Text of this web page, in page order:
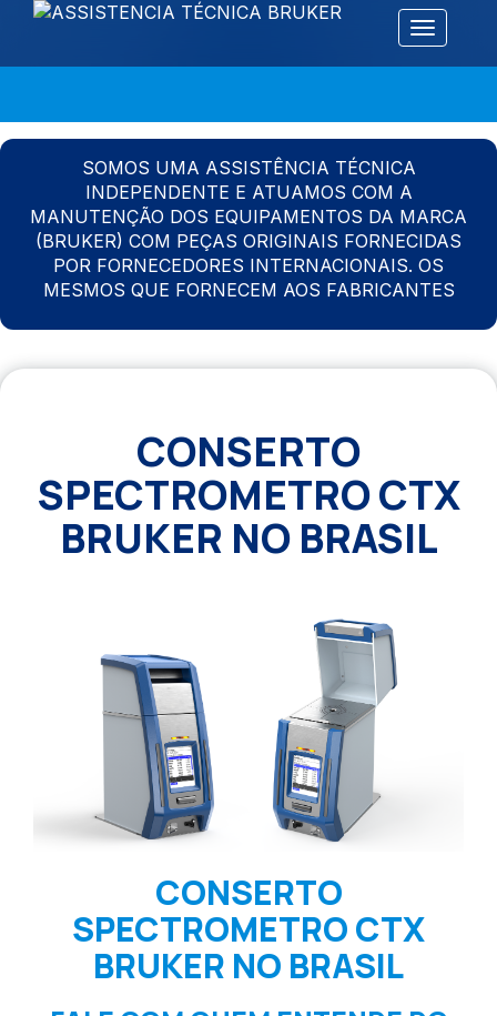
Alternar
SOMOS UMA ASSISTÊNCIA TÉCNICA
INDEPENDENTE E ATUAMOS COM A
MANUTENÇÃO DOS EQUIPAMENTOS DA MARCA
(BRUKER) COM PEÇAS ORIGINAIS FORNECIDAS
POR FORNECEDORES INTERNACIONAIS. OS
MESMOS QUE FORNECEM AOS FABRICANTES
CONSERTO
SPECTROMETRO CTX
BRUKER NO BRASIL
CONSERTO
SPECTROMETRO CTX
BRUKER NO BRASIL